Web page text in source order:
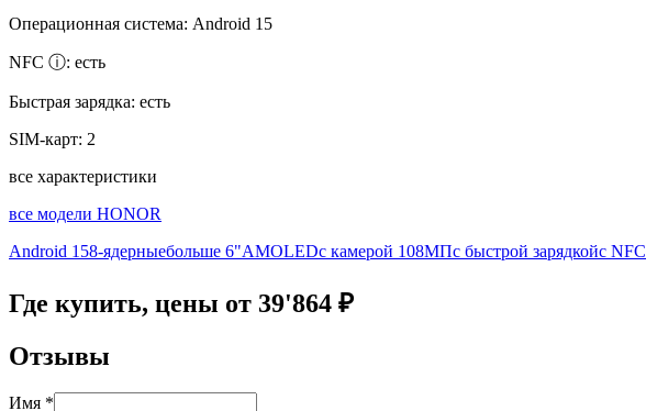
Операционная система: Android 15
NFC ⓘ: есть
Быстрая зарядка: есть
SIM-карт: 2
все характеристики
все модели HONOR
Android 158-ядерныебольше 6"AMOLEDс камерой 108МПс быстрой зарядкойс NFC
Где купить, цены от 39'864 ₽
Отзывы
Имя *